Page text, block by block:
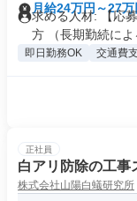
月給24万円～27万
求める人材: 【応
方 （長期勤続によ
即日勤務OK 交通費
正社員
白アリ防除の工事
株式会社山陽白蟻研究所